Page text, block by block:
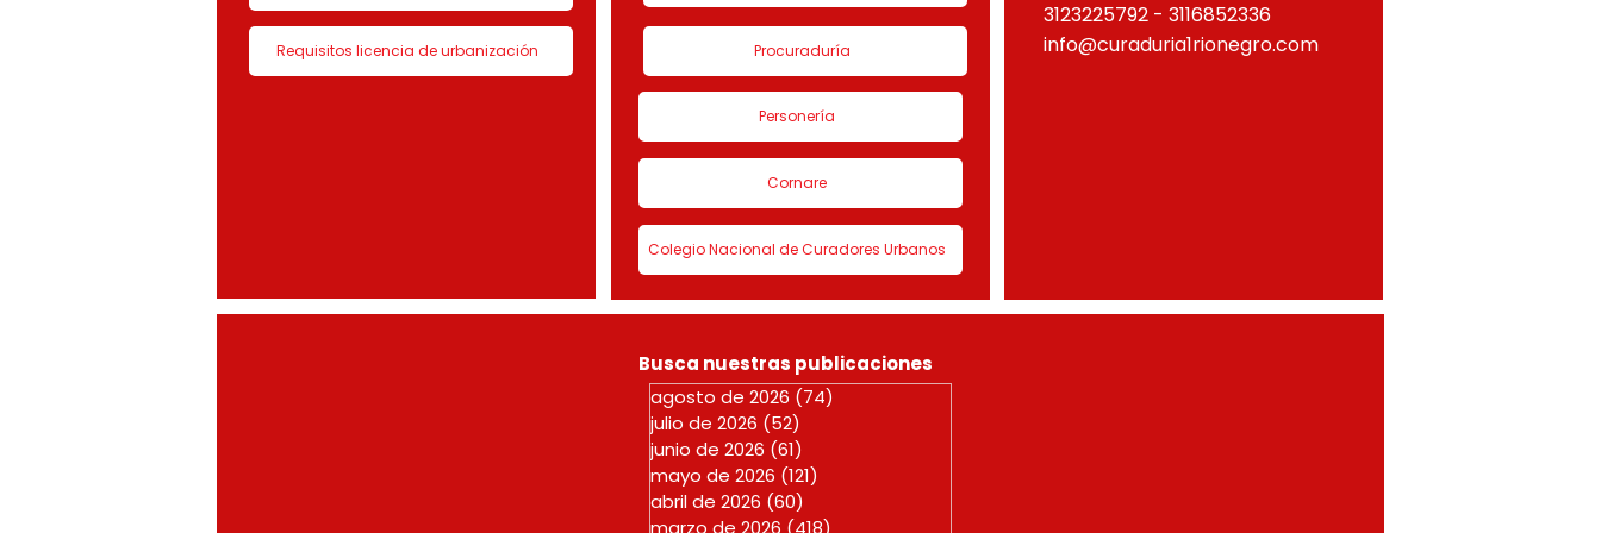
Requisitos licencia de urbanización Procuraduría
Personería
Cornare
Colegio Nacional de Curadores Urbanos
3123225792 - 3116852336
info@curaduria1rionegro.com
Busca nuestras publicaciones
agosto de 2026 (74)
julio de 2026 (52)
junio de 2026 (61)
mayo de 2026 (121)
abril de 2026 (60)